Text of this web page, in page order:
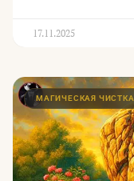
17.11.2025
МАГИЧЕСКАЯ ЧИСТКА